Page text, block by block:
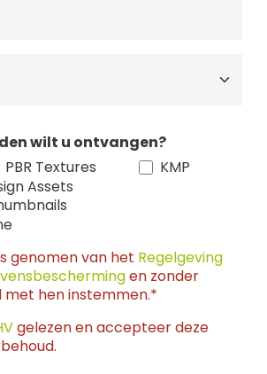
wilt u ontvangen?
PBR Textures
KMP
Assets
genomen van het Regelgeving
en zonder
met hen instemmen.*
gelezen en accepteer deze